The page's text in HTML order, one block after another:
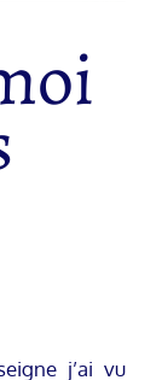
j’ai vu